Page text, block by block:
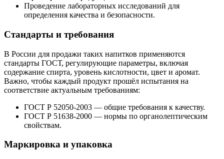
Проведение лабораторных исследований для
определения качества и безопасности.
Стандарты и требования
В России для продажи таких напитков применяются
стандарты ГОСТ, регулирующие параметры, включая
содержание спирта, уровень кислотности, цвет и аромат.
Важно, чтобы каждый продукт прошёл испытания на
соответствие актуальным требованиям:
ГОСТ Р 52050-2003 — общие требования к качеству.
ГОСТ Р 51638-2000 — нормы по органолептическим
свойствам.
Маркировка и упаковка